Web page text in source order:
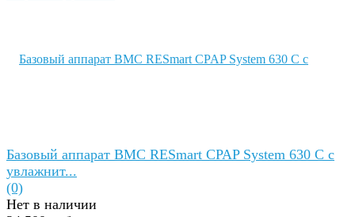
Базовый аппарат BMC RESmart CPAP System 630 C с
увлажнит...
(0)
Нет в наличии